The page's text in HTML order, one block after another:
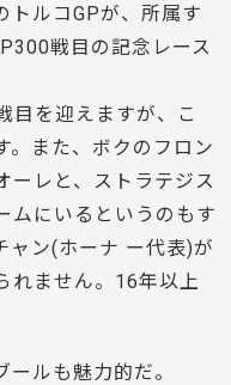
トルコGPが、所属す
戦目の記念レース
目を迎えますが、こ
。また、ボクのフロン
ーレと、ストラテジス
ムにいるというのもす
ャン(ホーナ ー代表)が
れません。16年以上
ルも魅力的だ。